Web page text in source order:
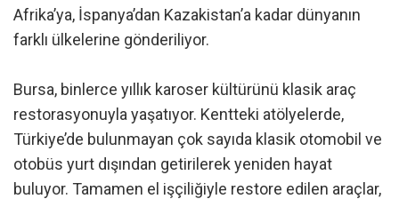
Afrika’ya, İspanya’dan Kazakistan’a kadar dünyanın
farklı ülkelerine gönderiliyor.
Bursa, binlerce yıllık karoser kültürünü klasik araç
restorasyonuyla yaşatıyor. Kentteki atölyelerde,
Türkiye’de bulunmayan çok sayıda klasik otomobil ve
otobüs yurt dışından getirilerek yeniden hayat
buluyor. Tamamen el işçiliğiyle restore edilen araçlar,